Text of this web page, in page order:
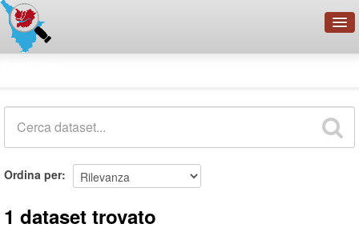
Organizzazioni
Ordina per
1 dataset trovato